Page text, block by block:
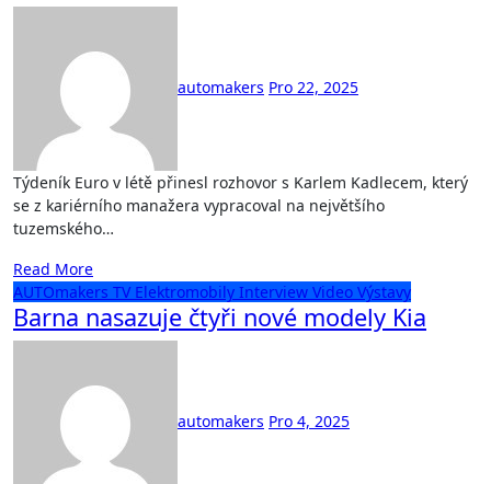
automakers Pro 22, 2025
Týdeník Euro v létě přinesl rozhovor s Karlem Kadlecem, který
se z kariérního manažera vypracoval na největšího
tuzemského…
Read More
AUTOmakers TV Elektromobily Interview Video Výstavy
Barna nasazuje čtyři nové modely Kia
automakers Pro 4, 2025